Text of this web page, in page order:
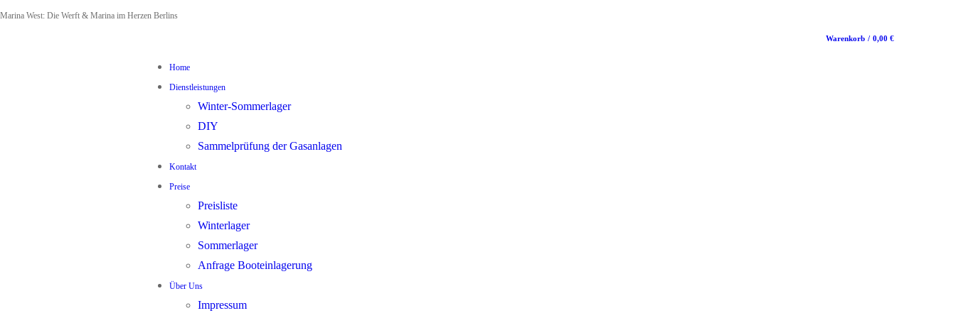
Zum
Menü
Schließen
Marina West: Die Werft & Marina im Herzen Berlins
Warenkorb / 0,00€
Home
Dienstleistungen
Winter-Sommerlager
DIY
Sammelprüfung der Gasanlagen
Kontakt
Preise
Preisliste
Winterlager
Sommerlager
Anfrage Booteinlagerung
Über Uns
Impressum